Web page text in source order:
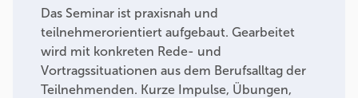
Das Seminar ist praxisnah und
teilnehmerorientiert aufgebaut. Gearbeitet
wird mit konkreten Rede- und
Vortragssituationen aus dem Berufsalltag der
Teilnehmenden. Kurze Impulse, Übungen,